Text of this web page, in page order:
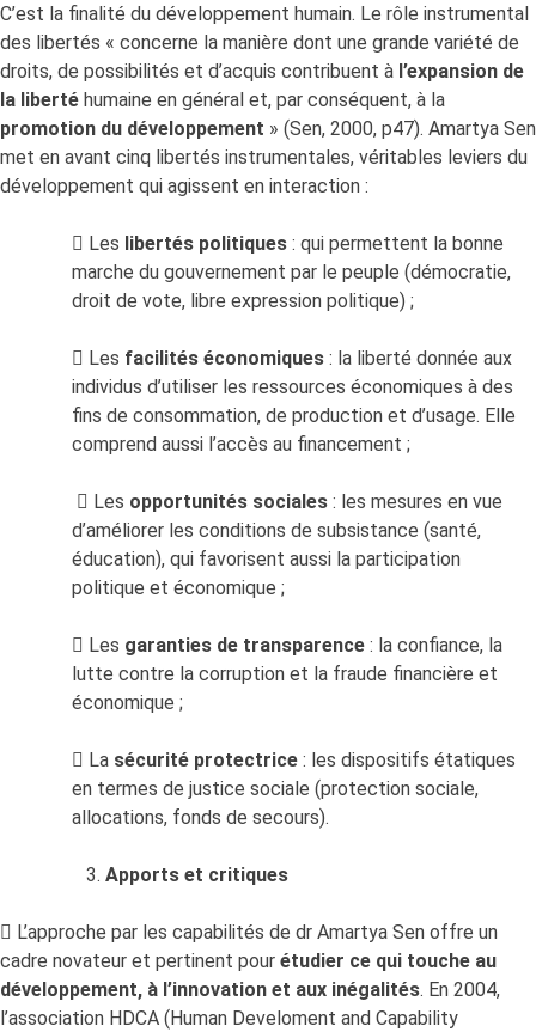
C’est la finalité du développement humain. Le rôle instrumental
des libertés « concerne la manière dont une grande variété de
droits, de possibilités et d’acquis contribuent à l’expansion de
la liberté humaine en général et, par conséquent, à la
promotion du développement » (Sen, 2000, p47). Amartya Sen
met en avant cinq libertés instrumentales, véritables leviers du
développement qui agissent en interaction :
 Les libertés politiques : qui permettent la bonne
marche du gouvernement par le peuple (démocratie,
droit de vote, libre expression politique) ;
 Les facilités économiques : la liberté donnée aux
individus d’utiliser les ressources économiques à des
fins de consommation, de production et d’usage. Elle
comprend aussi l’accès au financement ;
 Les opportunités sociales : les mesures en vue
d’améliorer les conditions de subsistance (santé,
éducation), qui favorisent aussi la participation
politique et économique ;
 Les garanties de transparence : la confiance, la
lutte contre la corruption et la fraude financière et
économique ;
 La sécurité protectrice : les dispositifs étatiques
en termes de justice sociale (protection sociale,
allocations, fonds de secours).
Apports et critiques
 L’approche par les capabilités de dr Amartya Sen offre un
cadre novateur et pertinent pour étudier ce qui touche au
développement, à l’innovation et aux inégalités. En 2004,
l’association HDCA (Human Develoment and Capability